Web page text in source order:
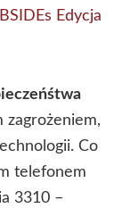
Edycja
zagrożeniem,
Co
telefonem
3310 –